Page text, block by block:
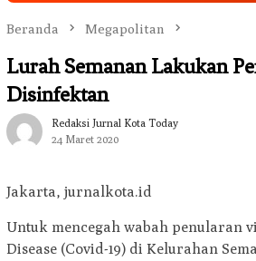
Beranda Megapolitan
Lurah Semanan Lakukan
Disinfektan
Redaksi Jurnal Kota Today
24 Maret 2020
Jakarta, jurnalkota.id
Untuk mencegah wabah penularan
Disease (Covid-19) di Kelurahan